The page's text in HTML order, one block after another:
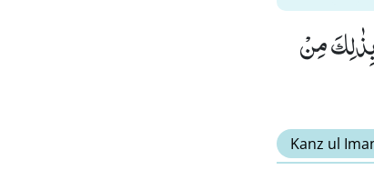
بِذٰلِكَ مِنْ
Kanz ul